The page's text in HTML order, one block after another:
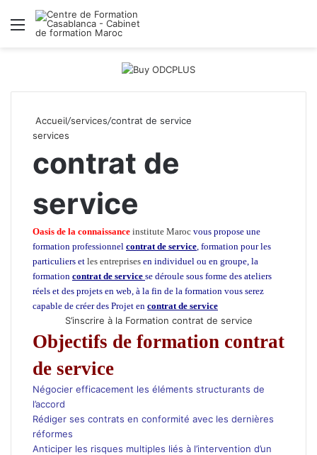
Menu
Accueil/services/contrat de service
services
contrat de
service
Oasis de la connaissance institute Maroc vous propose une
formation professionnel contrat de service , formation pour les
particuliers et les entreprises en individuel ou en groupe, la
formation contrat de service se déroule sous forme des ateliers
réels et des projets en web, à la fin de la formation vous serez
capable de créer des Projet en contrat de service
S’inscrire à la Formation contrat de service
Objectifs de formation contrat
de service
Négocier efficacement les éléments structurants de
l’accord
Rédiger ses contrats en conformité avec les dernières
réformes
Anticiper les risques multiples liés à l’intervention d’un